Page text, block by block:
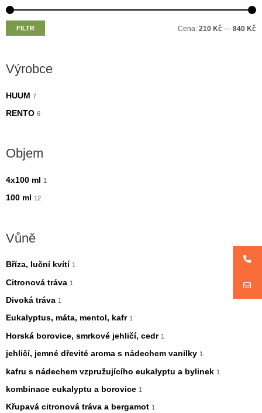
FILTR Cena: 210 Kč — 840 Kč
Výrobce
HUUM 7
RENTO 6
Objem
4x100 ml 1
100 ml 12
Vůně
Bříza, luční kvítí 1
Citronová tráva 1
Divoká tráva 1
Eukalyptus, máta, mentol, kafr 1
Horská borovice, smrkové jehličí, cedr 1
jehličí, jemné dřevité aroma s nádechem vanilky 1
kafru s nádechem vzpružujícího eukalyptu a bylinek 1
kombinace eukalyptu a borovice 1
Křupavá citronová tráva a bergamot 1